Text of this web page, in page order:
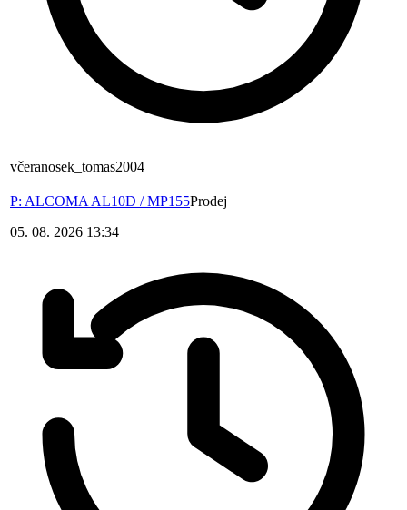
včeranosek_tomas2004
P: ALCOMA AL10D / MP155Prodej
05. 08. 2026 13:34